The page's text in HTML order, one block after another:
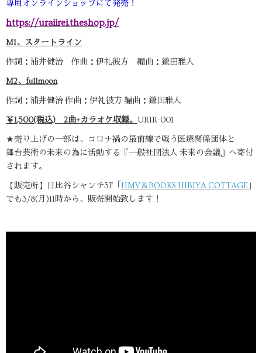
専用オンラインショップにて発売！
https://uraiirei.theshop.jp/
M1、スタートライン
作詞：浦井健治 作曲：伊礼彼方 編曲：鎌田雅人
M2、fullmoon
作詞：浦井健治 作曲：伊礼彼方 編曲：鎌田雅人
￥1,500(税込) 2曲+カラオケ収録。 URIR-001
★売り上げの一部は、コロナ禍の最前線で戦う医療関係団体と
舞台芸術の未来の為に活動する『一般社団法人 未来の会議』へ寄付
されます。
【販売所】日比谷シャンテ3F「 HMV＆BOOKS HIBIYA COTTAGE 」
でも3/8(月)11時から、販売開始致します！